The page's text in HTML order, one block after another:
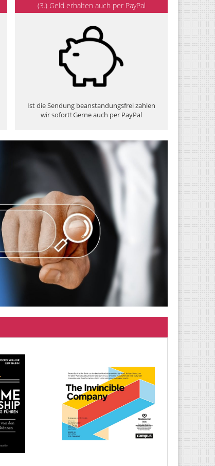
(3.) Geld erhalten auch per PayPal
Ist die Sendung beanstandungsfrei zahlen
wir sofort! Gerne auch per PayPal